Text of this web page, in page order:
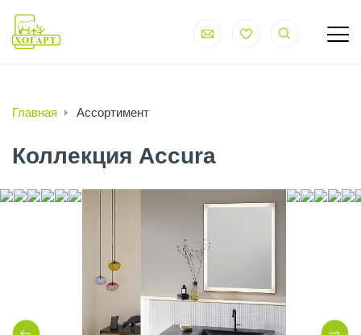
Главная Ассортимент
Коллекция Accura